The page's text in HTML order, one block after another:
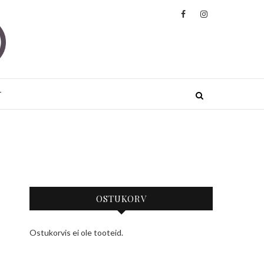
OSTUKORV
Ostukorvis ei ole tooteid.